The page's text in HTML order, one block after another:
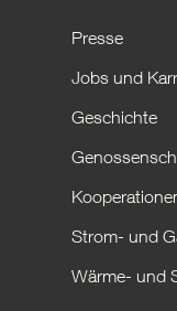
Presse
Jobs und
Geschichte
Strom- und
Wärme- und